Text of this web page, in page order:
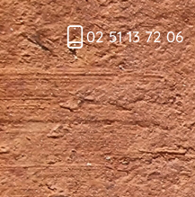
02 51 13 72 06